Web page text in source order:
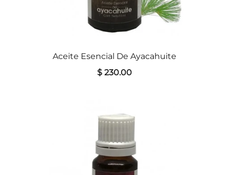
Aceite Esencial De Ayacahuite
$ 230.00